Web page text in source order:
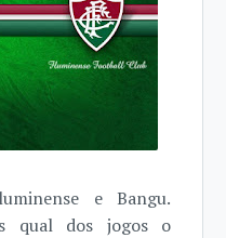
e Bangu.
qual dos jogos o